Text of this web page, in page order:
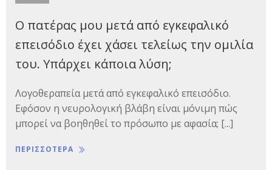
Ο πατέρας μου μετά από εγκεφαλικό
επεισόδιο έχει χάσει τελείως την ομιλία
του. Υπάρχει κάποια λύση;
Λογοθεραπεία μετά από εγκεφαλικό επεισόδιο.
Εφόσον η νευρολογική βλάβη είναι μόνιμη πώς
μπορεί να βοηθηθεί το πρόσωπο με αφασία; [...]
ΠΕΡΙΣΣΟΤΕΡΑ